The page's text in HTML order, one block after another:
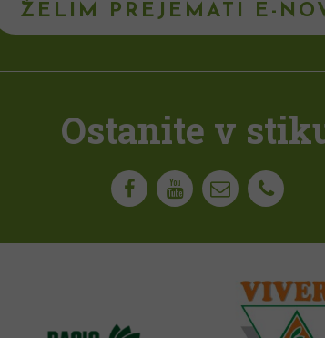
ŽELIM PREJEMATI E-
Ostanite v